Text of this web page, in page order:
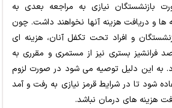
بازنشستگان نیازی به مراجعه بعدی به
ها و دریافت هزینه آنها نخواهند داشت. چون
و افراد تحت تکفل آنان، هزینه ای
نمی کنند ۱۰ درصد فرانشیز بستری نیز از مستمری و مقرری به
به این دلیل توصیه می شود در صورت لزوم
شود تا در شرایط قرمز نیازی به رفت و آمد
هزینه های درمان نباشد.